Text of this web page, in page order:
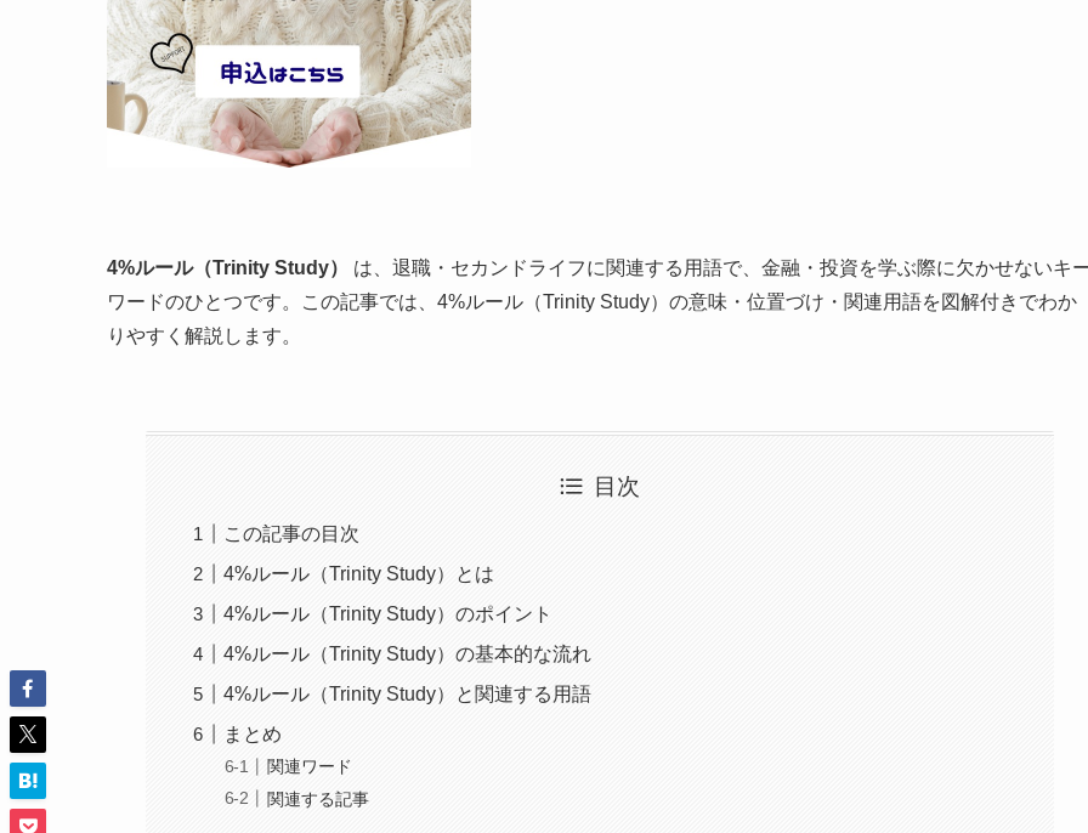
4%ルール（Trinity Study）
は、退職・セカンドライフに関連する用語で、金融・投資を学ぶ際に欠かせないキ
ワードのひとつです。この記事では、4%ルール（Trinity Study）の意味・位置づけ・関連用語を図解付きでわか
りやすく解説します。
目次
この記事の目次
4%ルール（Trinity Study）とは
4%ルール（Trinity Study）のポイント
4%ルール（Trinity Study）の基本的な流れ
4%ルール（Trinity Study）と関連する用語
まとめ
関連ワード
関連する記事